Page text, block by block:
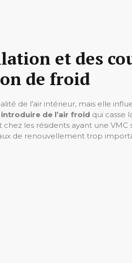
et des
de froid
de l’air intérieur, mais elle
de l’air froid qui casse
les résidents ayant une VMC
de renouvellement trop